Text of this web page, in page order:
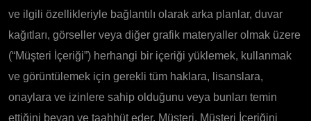
ve ilgili özellikleriyle bağlantılı olarak arka planlar, duvar
kağıtları, görseller veya diğer grafik materyaller olmak üzere
(“Müşteri İçeriği”) herhangi bir içeriği yüklemek, kullanmak
ve görüntülemek için gerekli tüm haklara, lisanslara,
onaylara ve izinlere sahip olduğunu veya bunları temin
ettiğini beyan ve taahhüt eder. Müşteri, Müşteri İçeriğini